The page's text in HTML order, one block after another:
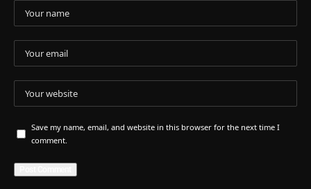
Save my name, email, and website in this browser for the next time I
comment.